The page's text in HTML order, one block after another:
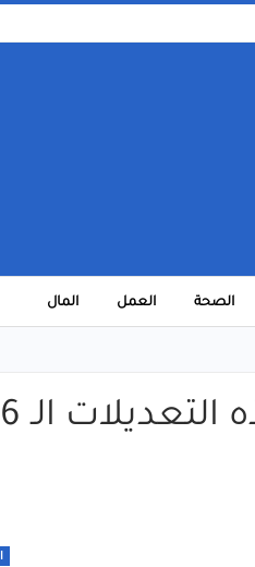
الصحة العمل المال
واجهت صعوبات مع “وضع التفكير” الجديد في GPT-5 – هذه التعديلات الـ 6